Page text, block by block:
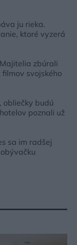
ju rieka.
ktoré vyzerá
zbúrali
svojského
obliečky budú
poznali už
sa im radšej